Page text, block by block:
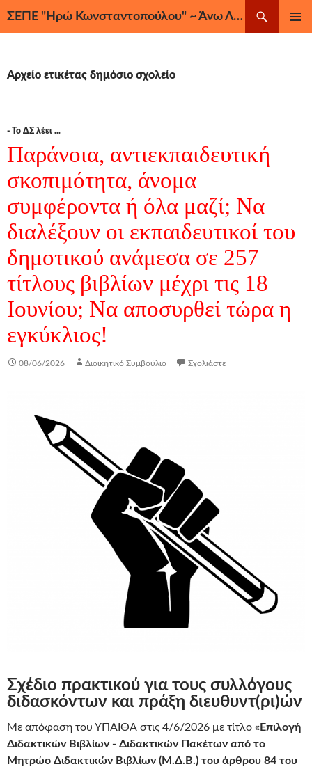
ΣΕΠΕ "Ηρώ Κωνσταντοπούλου" ~ Άνω Λιόσια, Ζεφύρι, Φυλή
Αρχείο ετικέτας δημόσιο σχολείο
- Το ΔΣ λέει ...
Παράνοια, αντιεκπαιδευτική
σκοπιμότητα, άνομα
συμφέροντα ή όλα μαζί; Να
διαλέξουν οι εκπαιδευτικοί του
δημοτικού ανάμεσα σε 257
τίτλους βιβλίων μέχρι τις 18
Ιουνίου; Να αποσυρθεί τώρα η
εγκύκλιος!
08/06/2026 Διοικητικό Συμβούλιο Σχολιάστε
Σχέδιο πρακτικού για τους συλλόγους
διδασκόντων και πράξη διευθυντ(ρι)ών
Με απόφαση του ΥΠΑΙΘΑ στις 4/6/2026 με τίτλο «Επιλογή
Διδακτικών Βιβλίων - Διδακτικών Πακέτων από το
Μητρώο Διδακτικών Βιβλίων (Μ.Δ.Β.) του άρθρου 84 του